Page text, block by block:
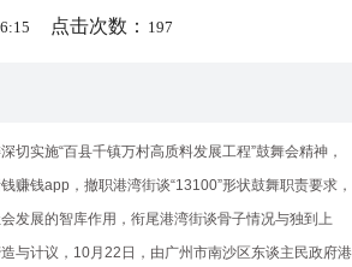
点击次数： 197
切实施“百县千镇万村高质料发展工程”鼓舞会精神，
赚钱app，撤职港湾街谈“13100”形状鼓舞职责要求，
发展的智库作用，衔尾港湾街谈骨子情况与独到上
与计议，10月22日，由广州市南沙区东谈主民政府港